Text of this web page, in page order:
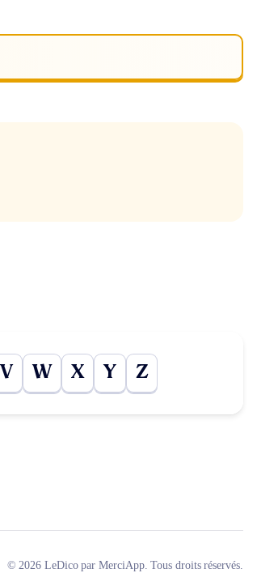
V W X Y Z
© 2026 LeDico par MerciApp. Tous droits réservés.